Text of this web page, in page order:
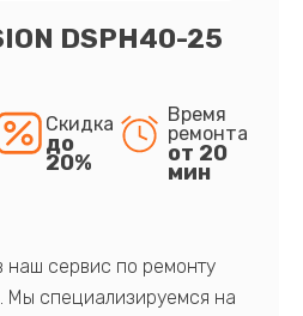
DSPH40-25
Скидка
до
20%
Время
ремонта
от 20
мин
наш сервис по ремонту
Мы специализируемся на